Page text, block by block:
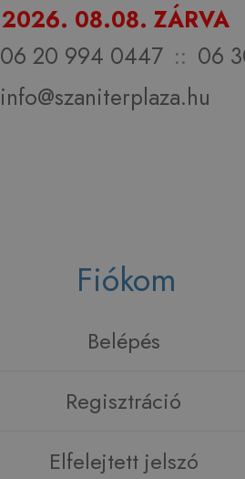
2026. 08.08. ZÁRVA
06 20 994 0447 :: 06
info@szaniterplaza.hu
Fiókom
Belépés
Regisztráció
Elfelejtett jelszó